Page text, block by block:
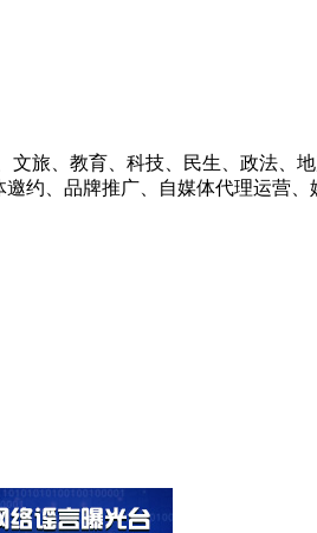
旅、教育、科技、民生、政法、地
约、品牌推广、自媒体代理运营、